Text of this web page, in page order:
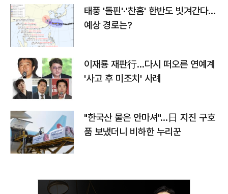
태풍 '돌핀'·'찬홈' 한반도 빗겨간다…
예상 경로는?
이재룡 재판行…다시 떠오른 연예계
'사고 후 미조치' 사례
"한국산 물은 안마셔"…日 지진 구호
품 보냈더니 비하한 누리꾼